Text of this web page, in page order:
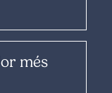
més